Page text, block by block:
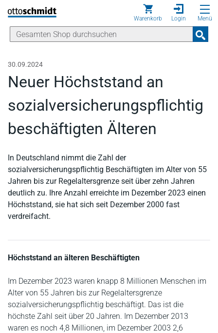
Direkt zum Inhalt
Warenkorb Login Menü
30.09.2024
Neuer Höchststand an
sozialversicherungspflichtig
beschäftigten Älteren
In Deutschland nimmt die Zahl der
sozialversicherungspflichtig Beschäftigten im Alter von 55
Jahren bis zur Regelaltersgrenze seit über zehn Jahren
deutlich zu. Ihre Anzahl erreichte im Dezember 2023 einen
Höchststand, sie hat sich seit Dezember 2000 fast
verdreifacht.
Höchststand an älteren Beschäftigten
Im Dezember 2023 waren knapp 8 Millionen Menschen im
Alter von 55 Jahren bis zur Regelaltersgrenze
sozialversicherungspflichtig beschäftigt. Das ist die
höchste Zahl seit über 20 Jahren. Im Dezember 2013
waren es noch 4,8 Millionen, im Dezember 2003 2,6